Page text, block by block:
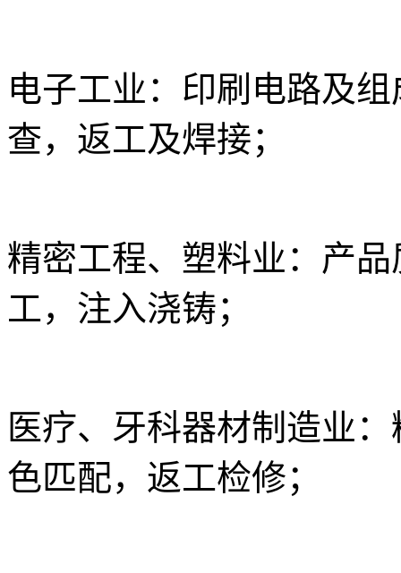
电子工业：印刷电路及
查，返工及焊接；
精密工程、塑料业：产
工，注入浇铸；
医疗、牙科器材制造业
色匹配，返工检修；